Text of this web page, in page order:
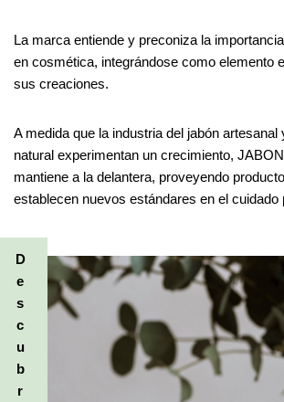
La marca entiende y preconiza la
en cosmética, integrándose como elemento
sus creaciones.
A medida que la industria del jabón
natural experimentan un crecimiento,
mantiene a la delantera, proveyendo
establecen nuevos estándares en el cuidado
D
e
s
c
u
b
r